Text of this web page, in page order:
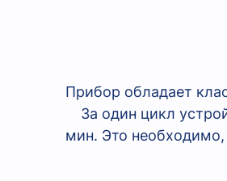
Прибор обладает
За один цикл
мин. Это